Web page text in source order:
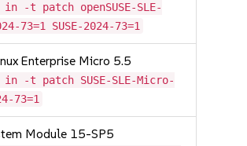
in -t patch openSUSE-SLE-
73=1 SUSE-2024-73=1
Enterprise Micro 5.5
in -t patch SUSE-SLE-Micro-
73=1
Module 15-SP5